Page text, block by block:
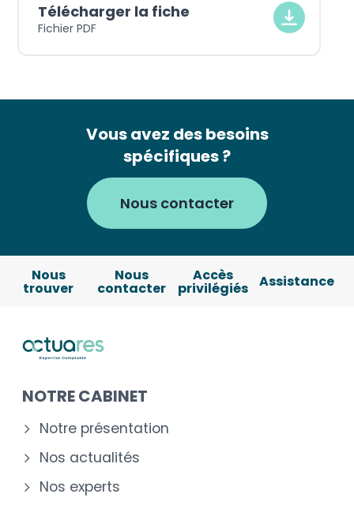
Télécharger la fiche
Fichier PDF
Vous avez des besoins
spécifiques ?
Nous contacter
Nous
trouver
Nous
contacter
Accès
privilégiés Assistance
NOTRE CABINET
Notre présentation
Nos actualités
Nos experts